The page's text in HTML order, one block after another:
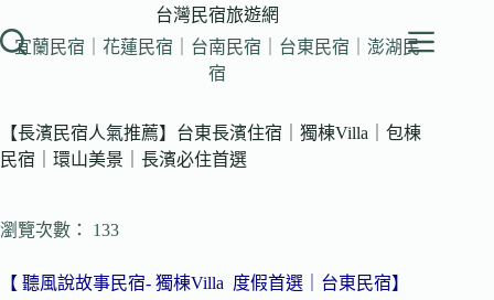
至
容
台灣民宿旅遊網
宜蘭民宿｜花蓮民宿｜台南民宿｜台東民宿｜澎湖民
宿
【長濱民宿人氣推薦】台東長濱住宿｜獨棟Villa｜包棟
民宿｜環山美景｜長濱必住首選
瀏覽次數： 133
【 聽風說故事民宿- 獨棟Villa 度假首選｜台東民宿】